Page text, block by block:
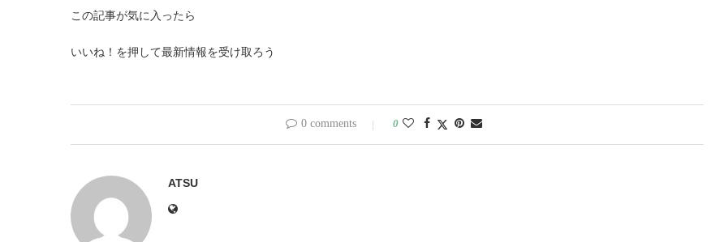
この記事が気に入ったら
いいね！を押して最新情報を受け取ろう
0 comments 0
ATSU